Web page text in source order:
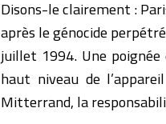
Disons-le clairement :
après le génocide
juillet 1994. Une
haut niveau de
Mitterrand, la